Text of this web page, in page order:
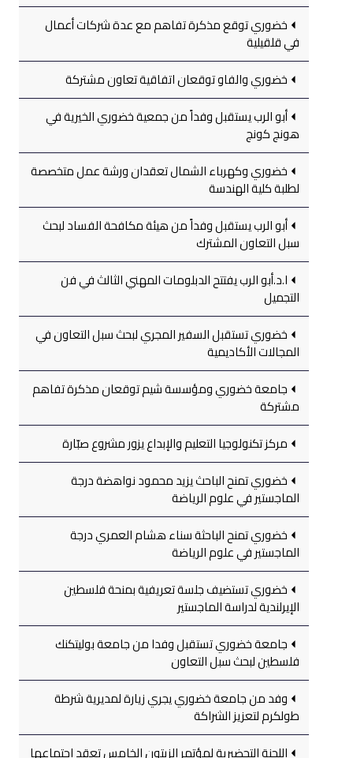
خضوري توقع مذكرة تفاهم مع عدة شركات أعمال
في قلقيلية
خضوري والفاو توقعان اتفاقية تعاون مشتركة
أبو الرب يستقبل وفداً من جمعية خضوري الخيرية في
هونج كونج
خضوري وكهرباء الشمال تعقدان ورشة عمل متخصصة
لطلبة كلية الهندسة
أبو الرب يستقبل وفداً من هيئة مكافحة الفساد لبحث
سبل التعاون المشترك
ا.د.أبو الرب يفتتح الدبلومات المهني الثالث في فن
التجميل
خضوري تستقبل السفير المجري لبحث سبل التعاون في
المجالات الأكاديمية
جامعة خضوري ومؤسسة شيم توقعان مذكرة تفاهم
مشتركة
مركز تكنولوجيا التعليم والإبداع يزور مشروع صبّارة
خضوري تمنح الباحث يزيد محمود نواهضة درجة
الماجستير في علوم الرياضة
خضوري تمنح الباحثة سناء هشام العمري درجة
الماجستير في علوم الرياضة
خضوري تستضيف جلسة تعريفية بمنحة فلسطين
الإيرلندية لدراسة الماجستير
جامعة خضوري تستقبل وفدا من جامعة بوليتكنك
فلسطين لبحث سبل التعاون
وفد من جامعة خضوري يجري زيارة لمديرية شرطة
طولكرم لتعزيز الشراكة
اللجنة التحضيرية لمؤتمر الزيتون الخامس تعقد اجتماعها